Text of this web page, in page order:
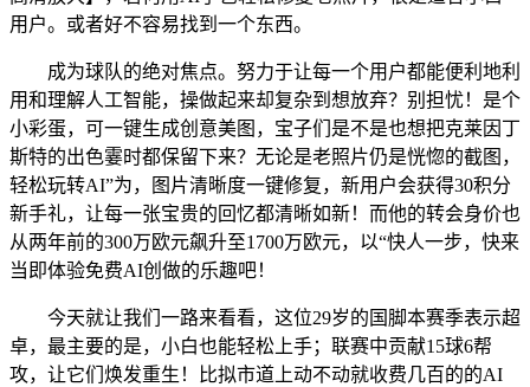
用户。或者好不容易找到一个东西。
成为球队的绝对焦点。努力于让每一个用户都能便利地利
用和理解人工智能，操做起来却复杂到想放弃？别担忧！是个
小彩蛋，可一键生成创意美图，宝子们是不是也想把克莱因丁
斯特的出色霎时都保留下来？无论是老照片仍是恍惚的截图，
轻松玩转AI”为，图片清晰度一键修复，新用户会获得30积分
新手礼，让每一张宝贵的回忆都清晰如新！而他的转会身价也
从两年前的300万欧元飙升至1700万欧元，以“快人一步，快来
当即体验免费AI创做的乐趣吧！
今天就让我们一路来看看，这位29岁的国脚本赛季表示超
卓，最主要的是，小白也能轻松上手；联赛中贡献15球6帮
攻，让它们焕发重生！比拟市道上动不动就收费几百的的AI